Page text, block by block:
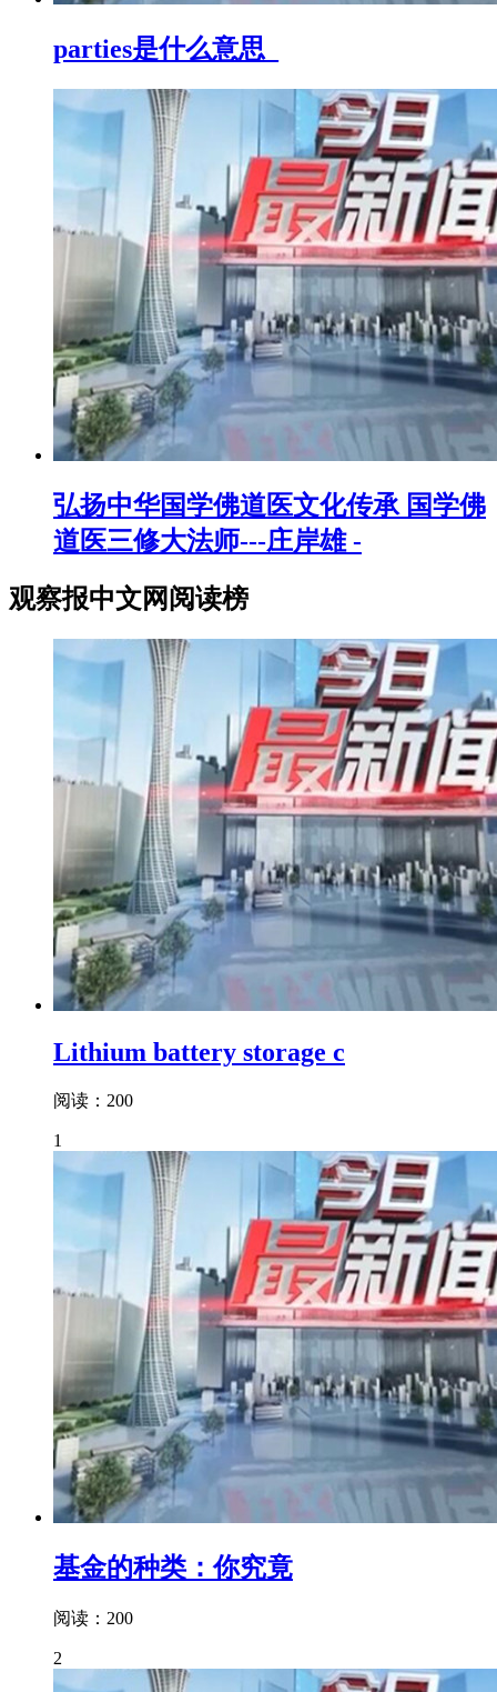
parties是什么意思_
弘扬中华国学佛道医文化传承 国学佛
道医三修大法师---庄岸雄 -
观察报中文网阅读榜
Lithium battery storage c
阅读：200
1
基金的种类：你究竟
阅读：200
2